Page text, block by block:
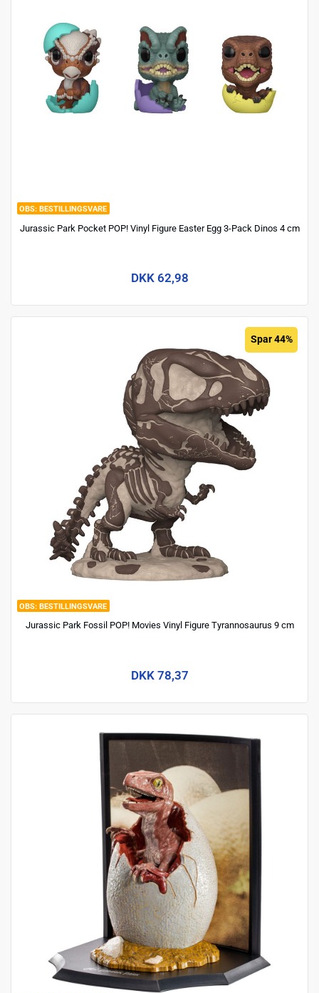
BESTILLINGSVARE
Jurassic Park Pocket POP! Vinyl Figure Easter Egg 3-Pack Dinos 4 cm
DKK 62,98
BESTILLINGSVARE
Spar 44%
Jurassic Park Fossil POP! Movies Vinyl Figure Tyrannosaurus 9 cm
DKK 78,37